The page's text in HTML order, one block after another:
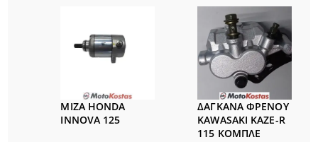
ΜΙΖΑ HONDA
INNOVA 125
ΔΑΓΚΑΝΑ ΦΡΕΝΟΥ
KAWASAKI KAZE-R
115 ΚΟΜΠΛΕ